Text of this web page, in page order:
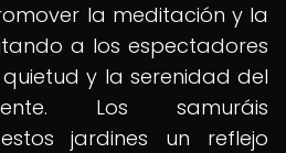
la meditación y la
a los espectadores
y la serenidad del
Los samuráis
jardines un reflejo